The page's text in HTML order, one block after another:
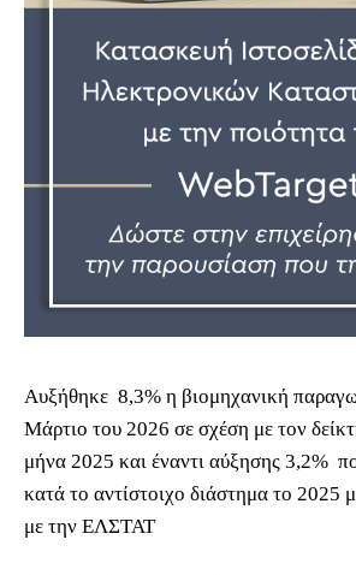
Αυξήθηκε 8,3% η βιομηχανική
Μάρτιο του 2026 σε σχέση με τον
μήνα 2025 και έναντι αύξησης 3,2%
κατά το αντίστοιχο διάστημα το
με την ΕΛΣΤΑΤ